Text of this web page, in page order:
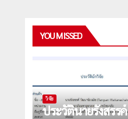
YOU MISSED
วิจัย
ประวัตินายรังสรรค์